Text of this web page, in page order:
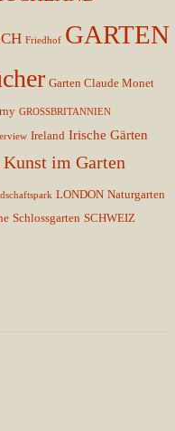
Friedhof GARTEN
Garten Claude Monet
GROSSBRITANNIEN
Ireland Irische Gärten
Kunst im Garten
LONDON Naturgarten
Schlossgarten SCHWEIZ